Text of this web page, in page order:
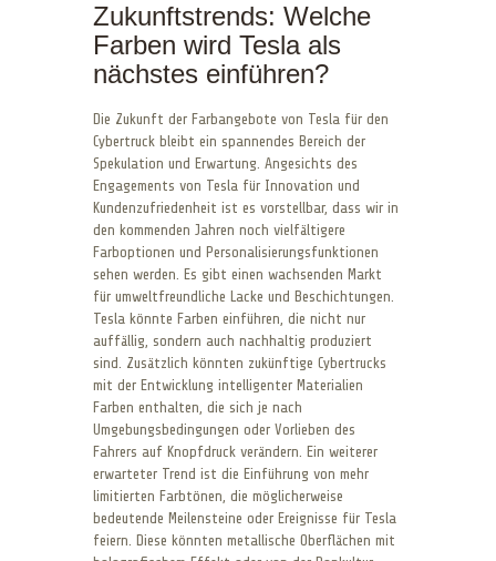
Zukunftstrends: Welche
Farben wird Tesla als
nächstes einführen?
Die Zukunft der Farbangebote von Tesla für den
Cybertruck bleibt ein spannendes Bereich der
Spekulation und Erwartung. Angesichts des
Engagements von Tesla für Innovation und
Kundenzufriedenheit ist es vorstellbar, dass wir in
den kommenden Jahren noch vielfältigere
Farboptionen und Personalisierungsfunktionen
sehen werden. Es gibt einen wachsenden Markt
für umweltfreundliche Lacke und Beschichtungen.
Tesla könnte Farben einführen, die nicht nur
auffällig, sondern auch nachhaltig produziert
sind. Zusätzlich könnten zukünftige Cybertrucks
mit der Entwicklung intelligenter Materialien
Farben enthalten, die sich je nach
Umgebungsbedingungen oder Vorlieben des
Fahrers auf Knopfdruck verändern. Ein weiterer
erwarteter Trend ist die Einführung von mehr
limitierten Farbtönen, die möglicherweise
bedeutende Meilensteine oder Ereignisse für Tesla
feiern. Diese könnten metallische Oberflächen mit